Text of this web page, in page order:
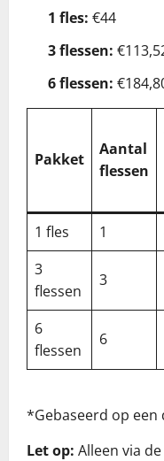
1 fles: €44
3 flessen:
6 flessen:
Pakket
Aantal
flessen
1 fles
1
3
flessen
3
6
flessen
6
*Gebaseerd op een
Let op: Alleen via de